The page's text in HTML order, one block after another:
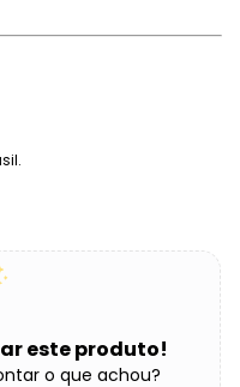
este produto!
o que achou?